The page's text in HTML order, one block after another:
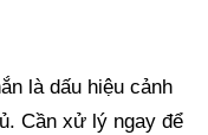
là dấu hiệu cảnh
Cần xử lý ngay để